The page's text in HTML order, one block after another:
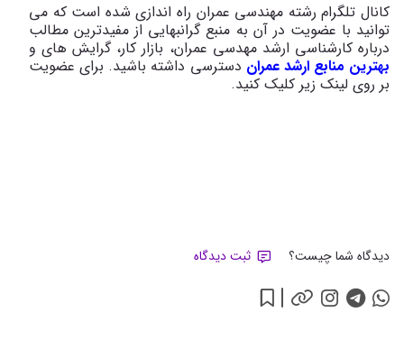
کانال تلگرام رشته مهندسی عمران راه اندازی شده است که می
توانید با عضویت در آن به منبع گرانبهایی از مفیدترین مطالب
درباره کارشناسی ارشد مهدسی عمران، بازار کار، گرایش های و
بهترین منابع ارشد عمران دسترسی داشته باشید. برای عضویت
بر روی لینک زیر کلیک کنید.
دیدگاه شما چیست؟ ثبت دیدگاه